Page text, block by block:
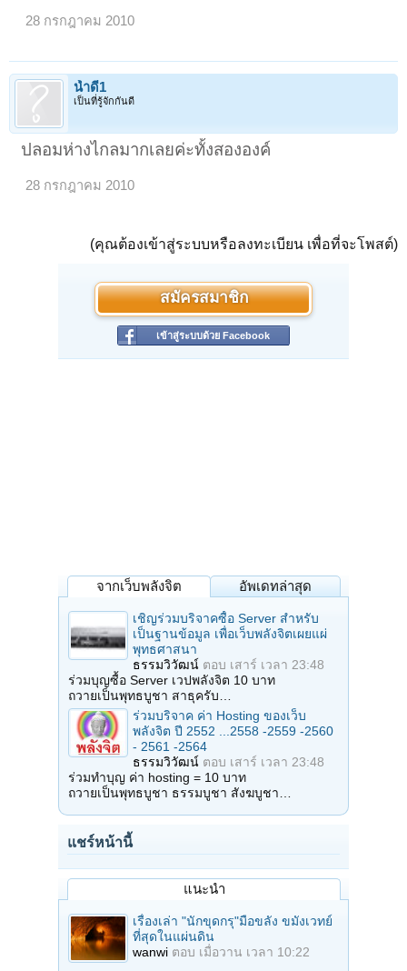
28 กรกฎาคม 2010
น้ำดี1
เป็นที่รู้จักกันดี
ปลอมห่างไกลมากเลยค่ะทั้งสององค์
28 กรกฎาคม 2010
(คุณต้องเข้าสู่ระบบหรือลงทะเบียน เพื่อที่จะโพสต์)
สมัครสมาชิก
เข้าสู่ระบบด้วย Facebook
จากเว็บพลังจิต อัพเดทล่าสุด
เชิญร่วมบริจาคซื้อ Server สำหรับ
เป็นฐานข้อมูล เพื่อเว็บพลังจิตเผยแผ่
พุทธศาสนา
ธรรมวิวัฒน์ ตอบ เสาร์ เวลา 23:48
ร่วมบุญซื้อ Server เวปพลังจิต 10 บาท
ถวายเป็นพุทธบูชา สาธุครับ…
ร่วมบริจาค ค่า Hosting ของเว็บ
พลังจิต ปี 2552 ...2558 -2559 -2560
- 2561 -2564
ธรรมวิวัฒน์ ตอบ เสาร์ เวลา 23:48
ร่วมทำบุญ ค่า hosting = 10 บาท
ถวายเป็นพุทธบูชา ธรรมบูชา สังฆบูชา…
แชร์หน้านี้
แนะนำ
เรื่องเล่า "นักขุดกรุ"มือขลัง ขมังเวทย์
ที่สุดในแผ่นดิน
wanwi ตอบ เมื่อวาน เวลา 10:22